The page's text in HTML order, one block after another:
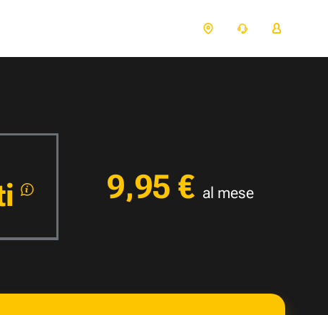
9,95 € al mese